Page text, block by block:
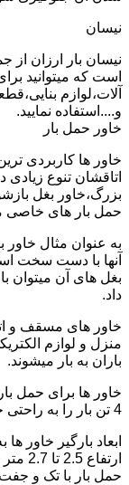
نیسان
نیسان بار ارزان از
است که میتوانید
آلات،لوازم
و....استفاده نمایید.
خاور حمل بار
خاور ها کاربردی
اتاقشان تنوع زیادی
بزرگ،خاور بغل
حمل بار های خاصی
به عنوان مثال خاور
آنها با دست سخت
بغل های آن میتوان
داد.
خاور های مسقف و
منزل و لوازم
باران به بار میشوند.
خاور ها برای حمل
4 تن بار را به راحتی حمل میکنند.
ارتفاع 2.5 تا 2.7 متر بار را به راحتی میتوان روی آنها قرار داد.
حمل بار با تک و جفت